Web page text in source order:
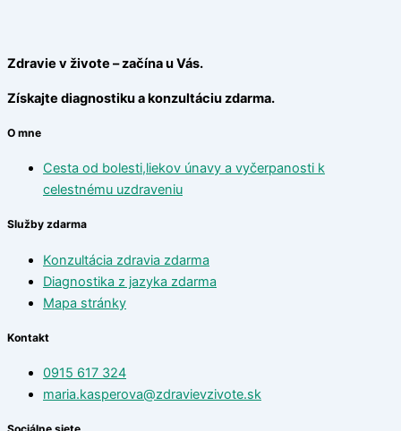
Zdravie v živote – začína u Vás.
Získajte diagnostiku a konzultáciu zdarma.
O mne
Cesta od bolesti,liekov únavy a vyčerpanosti k
celestnému uzdraveniu
Služby zdarma
Konzultácia zdravia zdarma
Diagnostika z jazyka zdarma
Mapa stránky
Kontakt
0915 617 324
maria.kasperova@zdravievzivote.sk